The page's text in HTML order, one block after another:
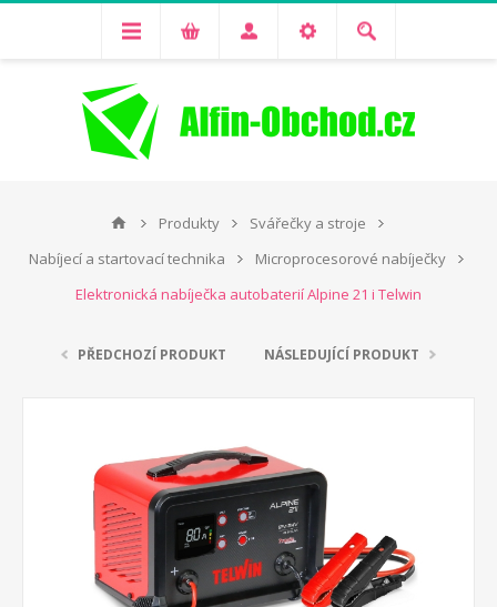
Produkty
Svářečky a stroje
Nabíjecí a startovací technika
Microprocesorové nabíječky
Elektronická nabíječka autobaterií Alpine 21 i Telwin
PŘEDCHOZÍ PRODUKT NÁSLEDUJÍCÍ PRODUKT